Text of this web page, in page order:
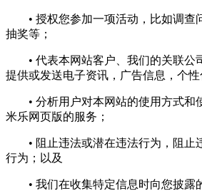
• 授权您参加一项活动，比如调查
抽奖等；
• 代表本网站客户、我们的关联公
提供或发送电子资讯，广告信息，个性
• 分析用户对本网站的使用方式和
米乐网页版的服务；
• 阻止违法或潜在违法行为，阻止
行为；以及
• 我们在收集特定信息时向您披露